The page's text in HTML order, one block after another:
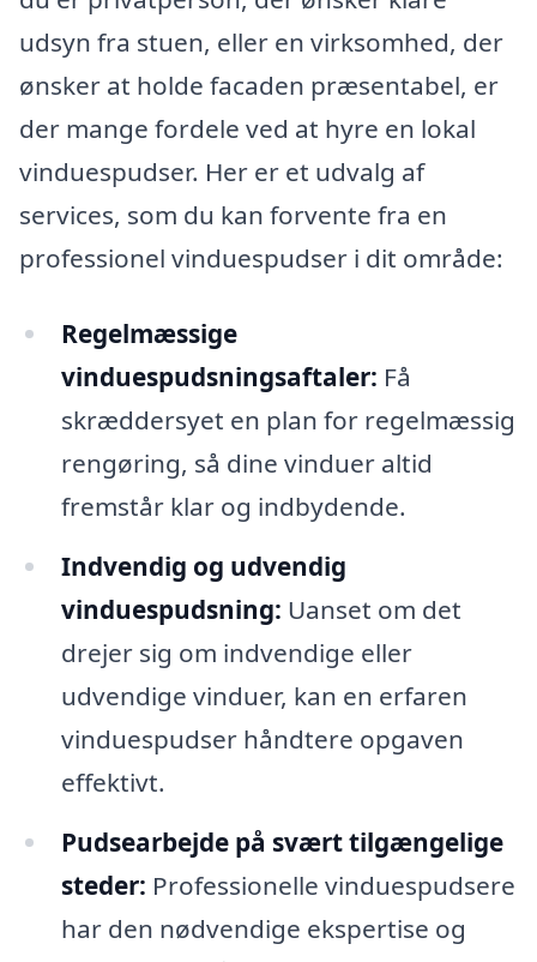
udsyn fra stuen, eller en virksomhed, der
ønsker at holde facaden præsentabel, er
der mange fordele ved at hyre en lokal
vinduespudser. Her er et udvalg af
services, som du kan forvente fra en
professionel vinduespudser i dit område:
Regelmæssige
vinduespudsningsaftaler: Få
skræddersyet en plan for regelmæssig
rengøring, så dine vinduer altid
fremstår klar og indbydende.
Indvendig og udvendig
vinduespudsning: Uanset om det
drejer sig om indvendige eller
udvendige vinduer, kan en erfaren
vinduespudser håndtere opgaven
effektivt.
Pudsearbejde på svært tilgængelige
steder: Professionelle vinduespudsere
har den nødvendige ekspertise og